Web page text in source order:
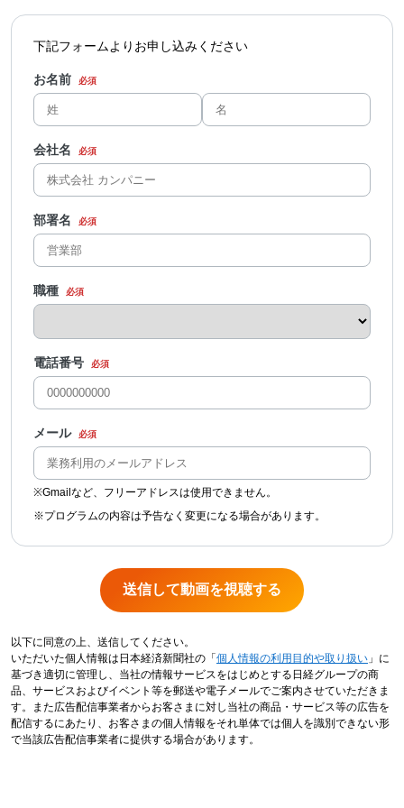
下記フォームよりお申し込みください
お名前
会社名
部署名
職種
電話番号
メール
※Gmailなど、フリーアドレスは使用できません。
※プログラムの内容は予告なく変更になる場合があります。
以下に同意の上、送信してください。
いただいた個人情報は日本経済新聞社の「 個人情報の利用目的や取り扱い 」に
基づき適切に管理し、当社の情報サービスをはじめとする日経グループの商
品、サービスおよびイベント等を郵送や電子メールでご案内させていただきま
す。また広告配信事業者からお客さまに対し当社の商品・サービス等の広告を
配信するにあたり、お客さまの個人情報をそれ単体では個人を識別できない形
で当該広告配信事業者に提供する場合があります。